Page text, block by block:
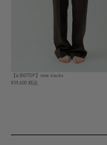
【ё BIOTOP】new slacks
¥39,600 税込